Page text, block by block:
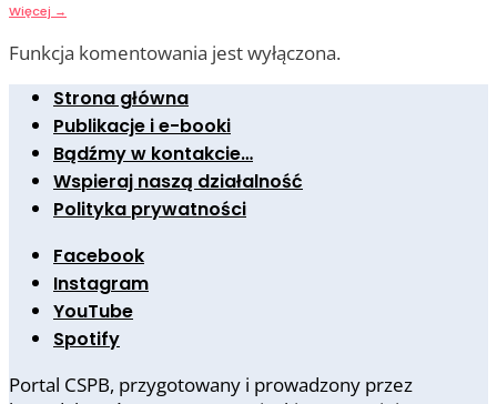
Więcej →
Funkcja komentowania jest wyłączona.
Strona główna
Publikacje i e-booki
Bądźmy w kontakcie…
Wspieraj naszą działalność
Polityka prywatności
Facebook
Instagram
YouTube
Spotify
Portal CSPB, przygotowany i prowadzony przez